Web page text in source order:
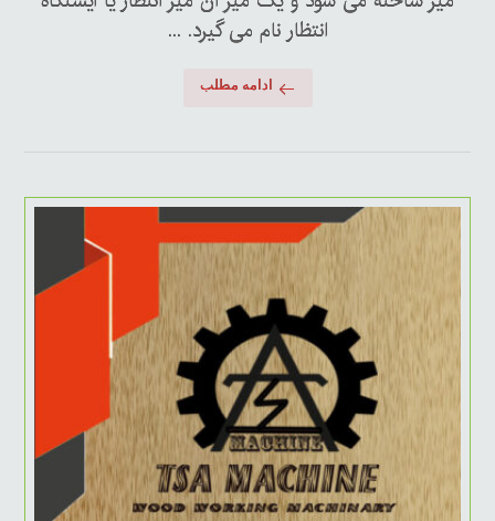
انتظار نام می گیرد. ...
ادامه مطلب